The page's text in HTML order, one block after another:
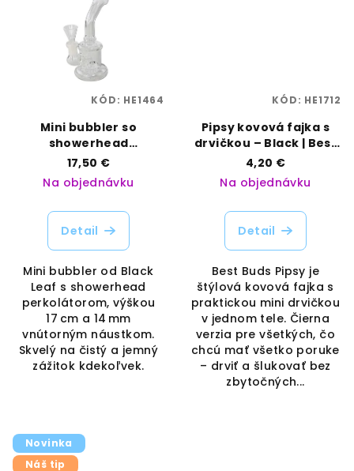
Mini bubbler so
showerhead
perkolátorom – výška
17 cm, VNP 14 mm | Black
Leaf | Vaporama
17,50 €
Na objednávku
Detail
Mini bubbler od Black
Leaf s showerhead
perkolátorom, výškou
17 cm a 14 mm
vnútorným náustkom.
Skvelý na čistý a jemný
zážitok kdekoľvek.
KÓD: HE1464
Pipsy kovová fajka s
drvičkou – Black | Best
Buds | Vaporama
4,20 €
Na objednávku
Detail
Best Buds Pipsy je
štýlová kovová fajka s
praktickou mini drvičkou
v jednom tele. Čierna
verzia pre všetkých, čo
chcú mať všetko poruke
– drviť a šlukovať bez
zbytočných...
KÓD: HE1712
Novinka
Náš tip